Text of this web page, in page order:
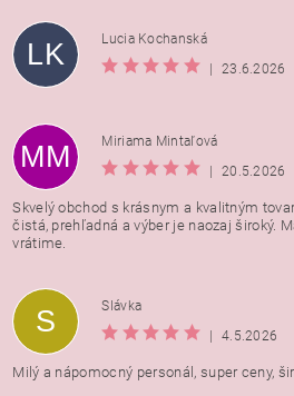
Vložením hodnotenie súhlasíte s
osobných údajov
LK
Lucia Kochanská
|
23.6.2026
MM
Miriama Mintaľová
|
20.5.2026
Skvelý obchod s krásnym a kvalitným
čistá, prehľadná a výber je naozaj široký.
vrátime.
S
Slávka
|
4.5.2026
Milý a nápomocný personál, super ceny,